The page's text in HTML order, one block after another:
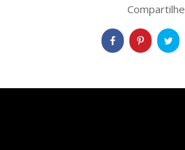
Compartilhe